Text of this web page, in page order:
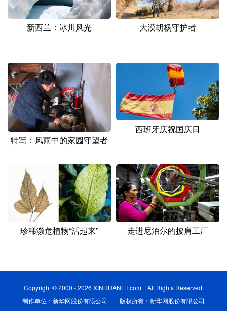
English Español Français عربى
Русский язык 日本語 한국어
新西兰：冰川风光 大漠胡杨守护者
特写：风雨中的家园守望者
西班牙庆祝国庆日
珍稀濒危植物“活起来” 走进尼泊尔的披肩工厂
Copyright © 2000 - 2026 XINHUANET.com All Rights Reserved.
制作单位：新华网股份有限公司 版权所有：新华网股份有限公司